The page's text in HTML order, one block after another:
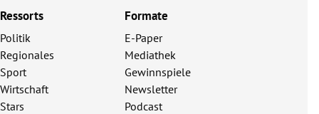
Ressorts
Politik
Regionales
Sport
Wirtschaft
Stars
Formate
E-Paper
Mediathek
Gewinnspiele
Newsletter
Podcast